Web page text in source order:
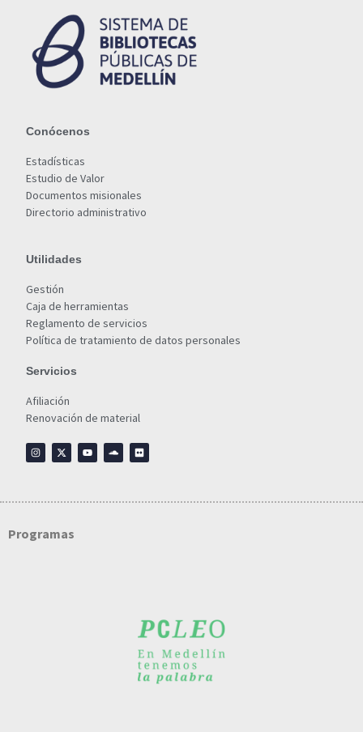
Conócenos
Estadísticas
Estudio de Valor
Documentos misionales
Directorio administrativo
Utilidades
Gestión
Caja de herramientas
Reglamento de servicios
Política de tratamiento de datos personales
Servicios
Afiliación
Renovación de material
Programas